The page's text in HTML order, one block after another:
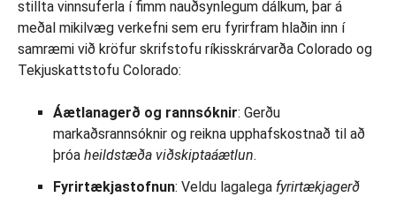
stillta vinnsuferla í fimm nauðsynlegum dálkum, þar á
meðal mikilvæg verkefni sem eru fyrirfram hlaðin inn í
samræmi við kröfur skrifstofu ríkisskrárvarða Colorado og
Tekjuskattstofu Colorado:
Áætlanagerð og rannsóknir: Gerðu
markaðsrannsóknir og reikna upphafskostnað til að
þróa heildstæða viðskiptaáætlun.
Fyrirtækjastofnun: Veldu lagalega fyrirtækjagerð